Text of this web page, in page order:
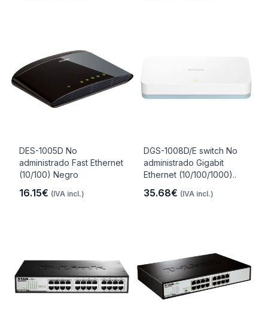
DES-1005D No
administrado Fast Ethernet
(10/100) Negro
16.15€ (IVA incl.)
DGS-1008D/E switch No
administrado Gigabit
Ethernet (10/100/1000)..
35.68€ (IVA incl.)